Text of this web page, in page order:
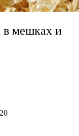
в мешках и